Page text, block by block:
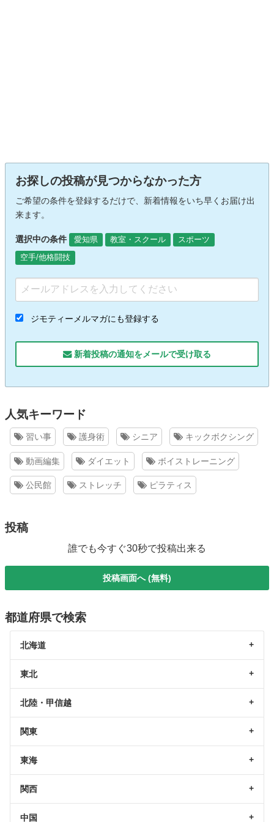
お探しの投稿が見つからなかった方
ご希望の条件を登録するだけで、新着情報をいち早くお届け出
来ます。
選択中の条件 愛知県 教室・スクール
スポーツ
空手/他格闘技
ジモティーメルマガにも登録する
新着投稿の通知をメールで受け取る
人気キーワード
習い事 護身術 シニア キックボクシング
動画編集 ダイエット ボイストレーニング
公民館 ストレッチ ピラティス
投稿
誰でも今すぐ30秒で投稿出来る
投稿画面へ (無料)
都道府県で検索
北海道
東北
北陸・甲信越
関東
東海
関西
中国